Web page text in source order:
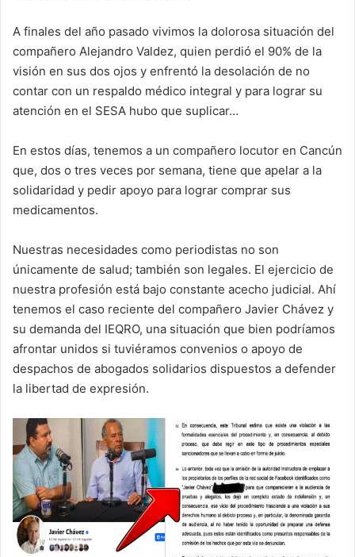
A finales del año pasado vivimos la dolorosa situación del
compañero Alejandro Valdez, quien perdió el 90% de la
visión en sus dos ojos y enfrentó la desolación de no
contar con un respaldo médico integral y para lograr su
atención en el SESA hubo que suplicar…
En estos días, tenemos a un compañero locutor en Cancún
que, dos o tres veces por semana, tiene que apelar a la
solidaridad y pedir apoyo para lograr comprar sus
medicamentos.
Nuestras necesidades como periodistas no son
únicamente de salud; también son legales. El ejercicio de
nuestra profesión está bajo constante acecho judicial. Ahí
tenemos el caso reciente del compañero Javier Chávez y
su demanda del IEQRO, una situación que bien podríamos
afrontar unidos si tuviéramos convenios o apoyo de
despachos de abogados solidarios dispuestos a defender
la libertad de expresión.